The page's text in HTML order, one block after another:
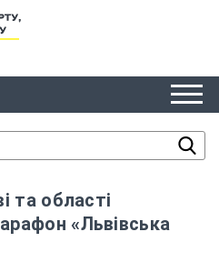
та області
«Львівська